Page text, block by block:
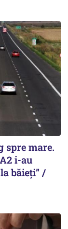
spre mare.
i-au
băieți” /